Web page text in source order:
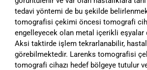
tedavi yöntemi de bu şekilde
tomografisi çekimi öncesi tomografi
engelleyecek olan metal içerikli eşyalar
Aksi taktirde işlem tekrarlanabilir,
görebilmektedir. Larenks tomografisi
tomografi cihazı hedef bölgeye tutulur ve